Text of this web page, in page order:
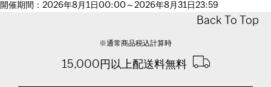
開催期間：2026年8月1日00:00～2026年8月31日23:59
Back To Top
※通常商品税込計算時
15,000円以上配送料無料